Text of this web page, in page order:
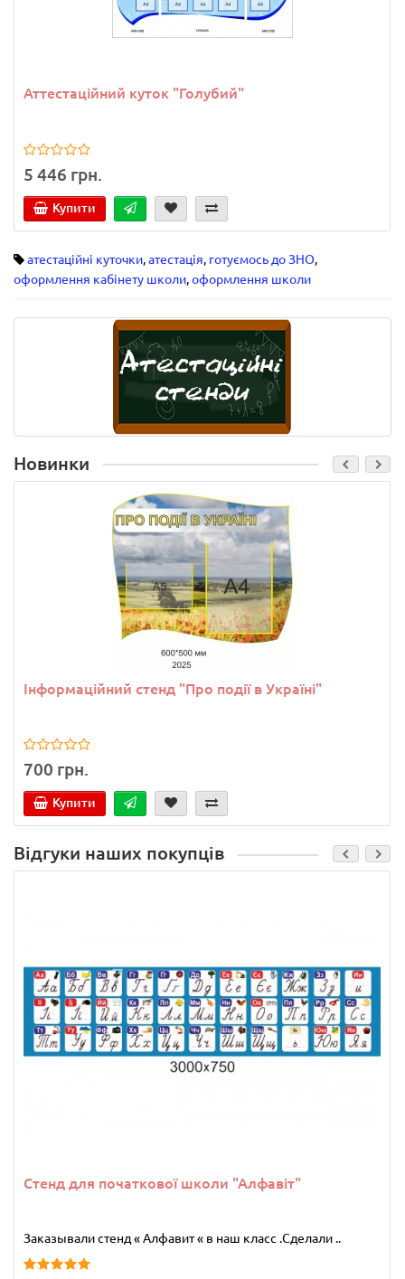
Аттестаційний куток "Голубий"
5 446 грн.
Купити
атестаційні куточки,атестація, готуємось до ЗНО,
оформлення кабінету школи,оформлення школи
Новинки
Інформаційний стенд "Про події в Україні"
700 грн.
Купити
Відгуки наших покупців
Стенд для початкової школи "Алфавіт"
Заказывали стенд « Алфавит « в наш класс .Сделали ..